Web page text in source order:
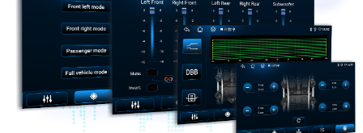
Suono migliore, riproduzione più precisa, adattamento individuale
all’ambiente e al gusto. Garantisce un suono più chiaro ed equilibrato
nel veicolo,
adattando le frequenze, correggendo i ritardi e calibrando il suono con
precisione per l’abitacolo.